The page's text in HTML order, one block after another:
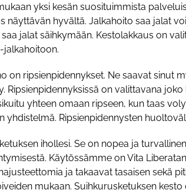
yksi kesän suosituimmista
hyvältä. Jalkahoito saa jalat
jalat säihkymään. Kestolakkaus on
jalkahoitoon.
on ripsienpidennykset. Ne saavat sinut
Ripsienpidennyksissä on valittavana
yhteen omaan ripseen, kun taas
Ripsienpidennysten
ihollesi. Se on nopea ja
Käytössämme on Vita
ja takaavat tasaisen sekä
mukaan. Suihkurusketuksen